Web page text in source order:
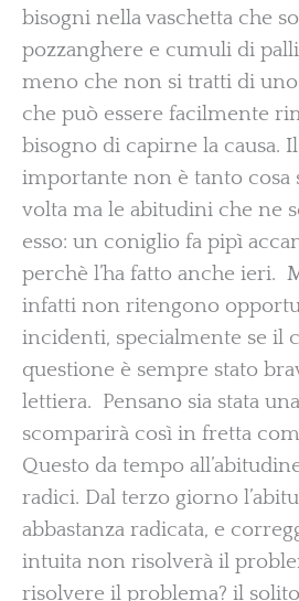
bisogni nella vaschetta che
pozzanghere e cumuli di
meno che non si tratti di
che può essere facilmente
bisogno di capirne la causa.
importante non è tanto cosa
volta ma le abitudini che ne
esso: un coniglio fa pipì
perchè l’ha fatto anche ieri.
infatti non ritengono
incidenti, specialmente se il
questione è sempre stato
lettiera. Pensano sia stata
scomparirà così in fretta
Questo da tempo
radici. Dal terzo giorno
abbastanza radicata, e
intuita non risolverà il
risolvere il problema? il